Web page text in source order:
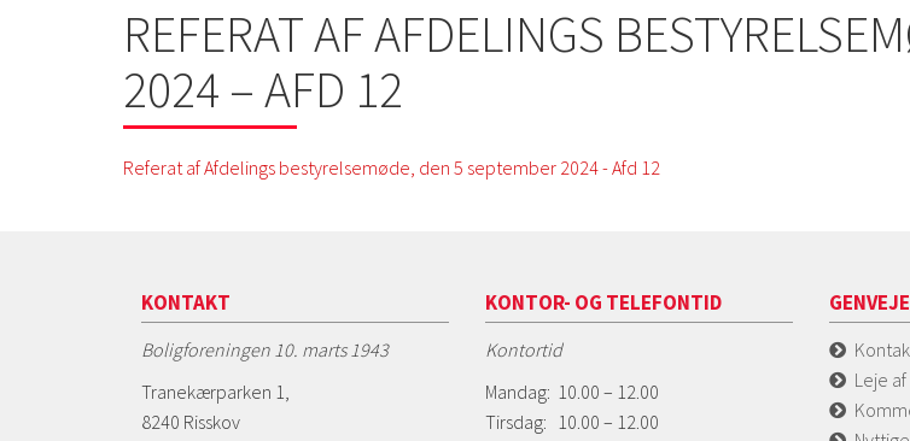
REFERAT AF AFDELINGS
2024 – AFD 12
Referat af Afdelings bestyrelsemøde, den 5 september 2024 - Afd 12
KONTAKT
Boligforeningen 10. marts 1943
Tranekærparken 1,
8240 Risskov
KONTOR- OG TELEFONTID
Kontortid
Mandag: 10.00 – 12.00
Tirsdag: 10.00 – 12.00
GENVEJE
Leje